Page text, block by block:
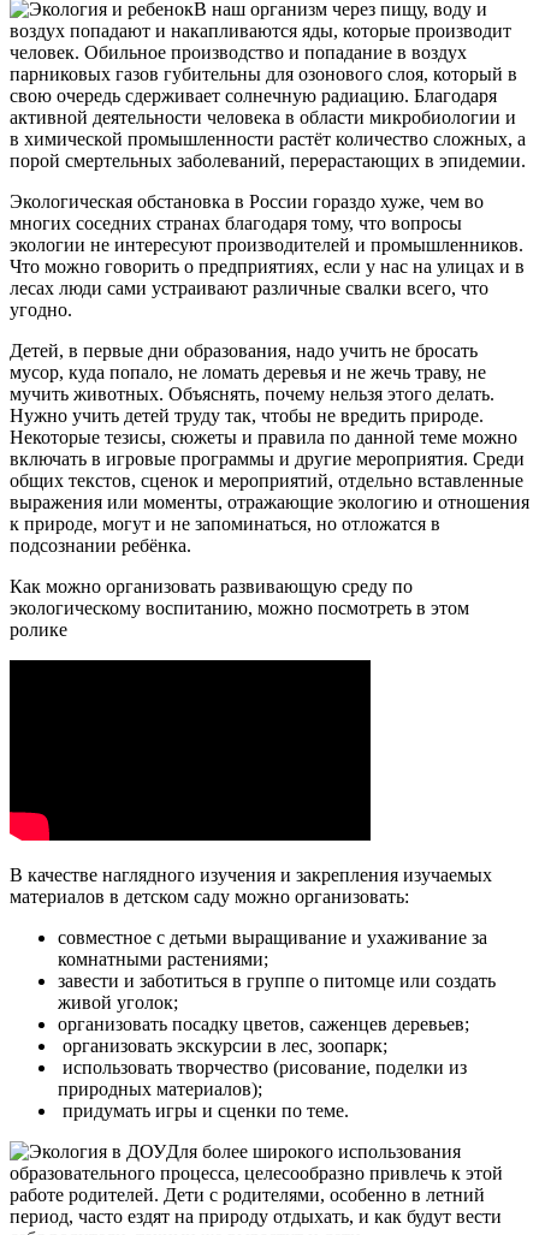
В наш организм через пищу, воду и
воздух попадают и накапливаются яды, которые производит
человек. Обильное производство и попадание в воздух
парниковых газов губительны для озонового слоя, который в
свою очередь сдерживает солнечную радиацию. Благодаря
активной деятельности человека в области микробиологии и
в химической промышленности растёт количество сложных, а
порой смертельных заболеваний, перерастающих в эпидемии.
Экологическая обстановка в России гораздо хуже, чем во
многих соседних странах благодаря тому, что вопросы
экологии не интересуют производителей и промышленников.
Что можно говорить о предприятиях, если у нас на улицах и в
лесах люди сами устраивают различные свалки всего, что
угодно.
Детей, в первые дни образования, надо учить не бросать
мусор, куда попало, не ломать деревья и не жечь траву, не
мучить животных. Объяснять, почему нельзя этого делать.
Нужно учить детей труду так, чтобы не вредить природе.
Некоторые тезисы, сюжеты и правила по данной теме можно
включать в игровые программы и другие мероприятия. Среди
общих текстов, сценок и мероприятий, отдельно вставленные
выражения или моменты, отражающие экологию и отношения
к природе, могут и не запоминаться, но отложатся в
подсознании ребёнка.
Как можно организовать развивающую среду по
экологическому воспитанию, можно посмотреть в этом
ролике
В качестве наглядного изучения и закрепления изучаемых
материалов в детском саду можно организовать:
совместное с детьми выращивание и ухаживание за
комнатными растениями;
завести и заботиться в группе о питомце или создать
живой уголок;
организовать посадку цветов, саженцев деревьев;
организовать экскурсии в лес, зоопарк;
использовать творчество (рисование, поделки из
природных материалов);
придумать игры и сценки по теме.
Для более широкого использования
образовательного процесса, целесообразно привлечь к этой
работе родителей. Дети с родителями, особенно в летний
период, часто ездят на природу отдыхать, и как будут вести